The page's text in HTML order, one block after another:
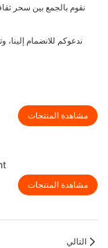
ندعوكم للانضمام
مشاهدة المنتجات
مشاهدة المنتجات
التالي